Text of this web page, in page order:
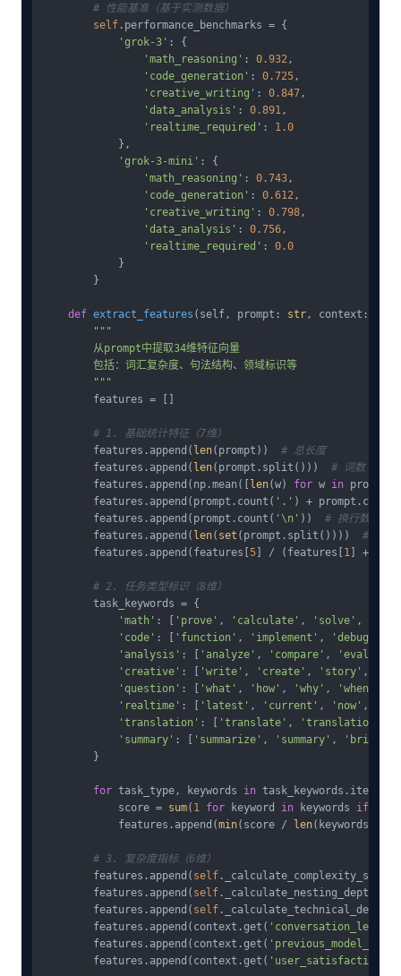
# 性能基准（基于实测数据）
self .performance_benchmarks = {
'grok-3' : {
'math_reasoning' : 0.932 ,
'code_generation' : 0.725 ,
'creative_writing' : 0.847 ,
'data_analysis' : 0.891 ,
'realtime_required' : 1.0
            },
'grok-3-mini' : {
'math_reasoning' : 0.743 ,
'code_generation' : 0.612 ,
'creative_writing' : 0.798 ,
'data_analysis' : 0.756 ,
'realtime_required' : 0.0
            }
        }
def extract_features ( self, prompt: str , context:
"""
        从prompt中提取34维特征向量
        包括：词汇复杂度、句法结构、领域标识等
        """
        features = []
# 1. 基础统计特征（7维）
        features.append(
len(prompt)) # 总长度
        features.append(
len(prompt.split())) # 词数
        features.append(np.mean([
len(w) for w in
        features.append(prompt.count(
'.' ) + prompt.count(
        features.append(prompt.count(
'\n' )) # 换行数
        features.append(
len( set (prompt.split()))) # 唯一
        features.append(features[
5] / (features[1 ] +
# 2. 任务类型标识（8维）
        task_keywords = {
'math' : [ 'prove' , 'calculate' , 'solve' ,
'code' : [ 'function' , 'implement' , 'debug'
'analysis' : [ 'analyze' , 'compare' , 'evaluate'
'creative' : [ 'write' , 'create' , 'story' ,
'question' : [ 'what' , 'how' , 'why' , 'when'
'realtime' : [ 'latest' , 'current' , 'now' ,
'translation' : [ 'translate' , 'translation'
'summary' : [ 'summarize' , 'summary' , 'brief'
        }
for task_type, keywords in task_keywords.items():
            score =
sum( 1 for keyword in keywords if
            features.append(
min(score / len(keywords),
# 3. 复杂度指标（6维）
        features.append(
self
        features.append(
self
        features.append(
self
        features.append(context.get(
'conversation_length'
        features.append(context.get(
        features.append(context.get(